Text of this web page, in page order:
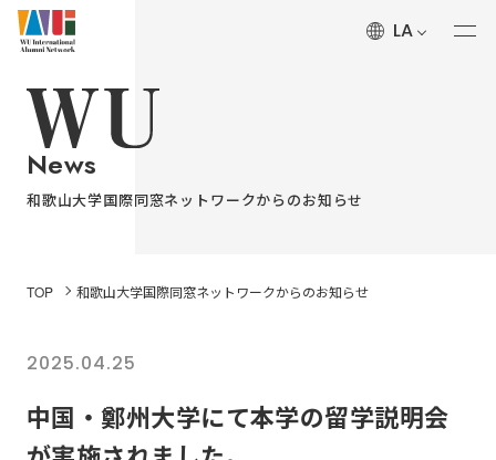
ALUMNI’S Voice
和歌山大学 留学生の体験記
About
History
和歌山大学国際同窓ネットワークからのお知らせ
LA
News
和歌山大学国際同窓ネットワークからのお知らせ
TOP 和歌山大学国際同窓ネットワークからのお知らせ
中国・鄭州大学にて本学の留学説明会が実施されました。
2025.04.25
中国・鄭州大学にて本学の留学説明会